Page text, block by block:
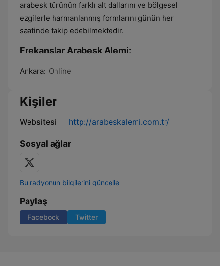
arabesk türünün farklı alt dallarını ve bölgesel
ezgilerle harmanlanmış formlarını günün her
saatinde takip edebilmektedir.
Frekanslar Arabesk Alemi:
Ankara: Online
Kişiler
Websitesi http://arabeskalemi.com.tr/
Sosyal ağlar
Bu radyonun bilgilerini güncelle
Paylaş
Facebook Twitter